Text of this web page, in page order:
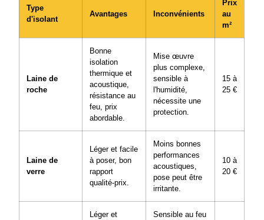
Type
d'isolant
Avantages Inconvénients
Prix
au
m²
Laine de
roche
Bonne
isolation
thermique et
acoustique,
résistance au
feu, prix
abordable.
Mise œuvre
plus complexe,
sensible à
l'humidité,
nécessite une
protection.
15 à
25 €
Laine de
verre
Léger et facile
à poser, bon
rapport
qualité-prix.
Moins bonnes
performances
acoustiques,
pose peut être
irritante.
10 à
20 €
Léger et
Sensible au feu